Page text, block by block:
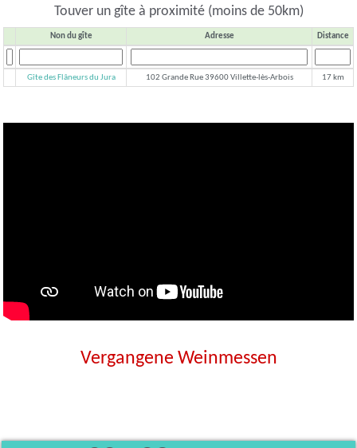
Touver un gîte à proximité (moins de 50km)
Non du gîte Adresse Distance
Gîte des Flâneurs du Jura 102 Grande Rue 39600 Villette-lès-Arbois 17 km
Vergangene Weinmessen